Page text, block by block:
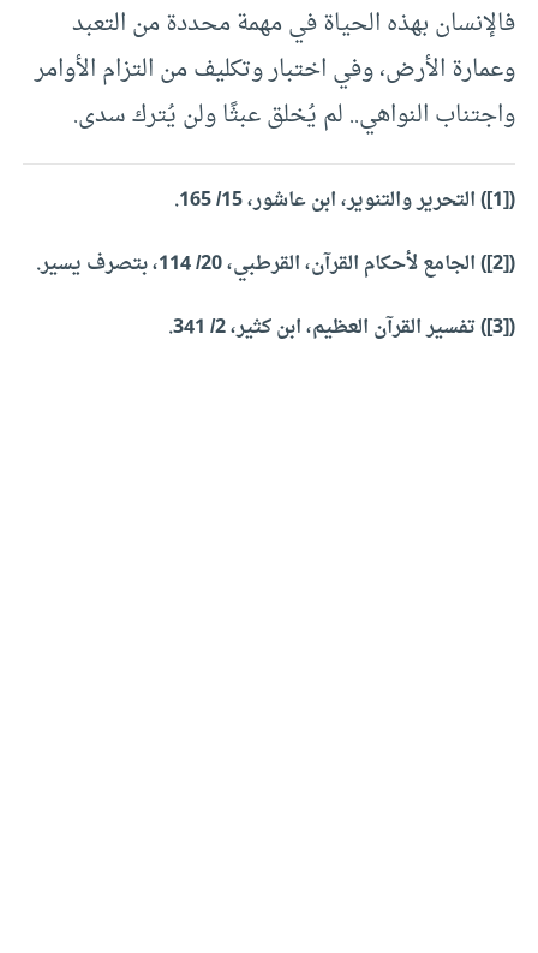
فالإنسان بهذه الحياة في مهمة محددة من التعبد
وعمارة الأرض، وفي اختبار وتكليف من التزام الأوامر
واجتناب النواهي.. لم يُخلق عبثًا ولن يُترك سدى.
(
[1] ) التحرير والتنوير، ابن عاشور، 15/ 165.
(
[2] ) الجامع لأحكام القرآن، القرطبي، 20/ 114، بتصرف يسير.
(
[3] ) تفسير القرآن العظيم، ابن كثير، 2/ 341.